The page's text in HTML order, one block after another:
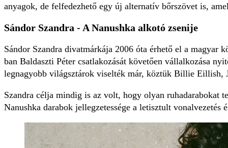
anyagok, de felfedezhető egy új alternatív bőrszövet is,
Sándor Szandra - A Nanushka alkotó zsenije
Sándor Szandra divatmárkája 2006 óta érhető el a magyar
ban Baldaszti Péter csatlakozását követően vállalkozása
legnagyobb világsztárok viselték már, köztük Billie Eillish,
Szandra célja mindig is az volt, hogy olyan ruhadarabokat
Nanushka darabok jellegzetessége a letisztult